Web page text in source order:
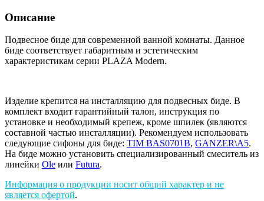
Описание
Подвесное биде для современной ванной комнаты. Данное
биде соответствует габаритным и эстетическим
характеристикам серии PLAZA Modern.
Изделие крепится на инсталляцию для подвесных биде. В
комплект входит гарантийный талон, инструкция по
установке и необходимый крепеж, кроме шпилек (являются
составной частью инсталляции). Рекомендуем использовать
следующие сифоны для биде: TIM BAS0701B, GANZER\A5.
На биде можно установить специализированный смеситель из
линейки Ole или Futura.
Информация о продукции носит общий характер и не
является офертой.